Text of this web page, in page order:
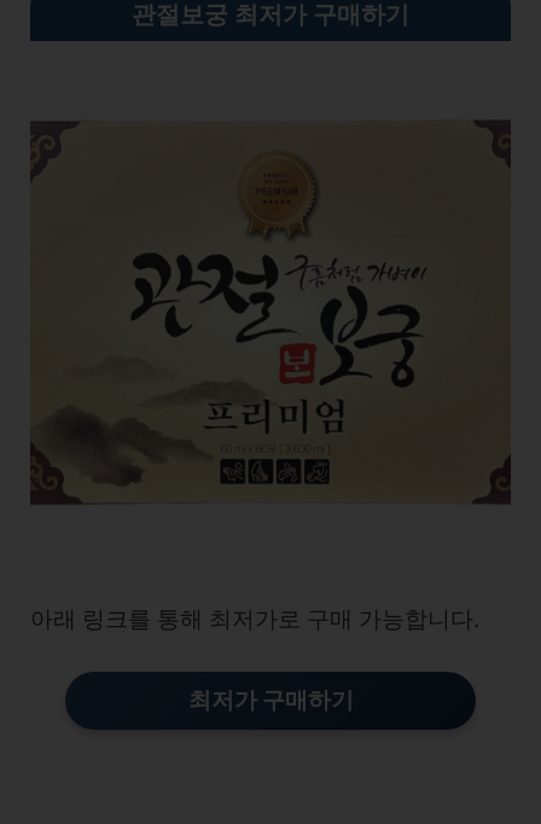
관절보궁 최저가 구매하기
아래 링크를 통해 최저가로 구매 가능합니다.
최저가 구매하기